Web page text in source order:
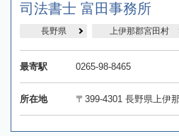
司法書士 富田事務所
長野県 上伊那郡宮田村
最寄駅 0265-98-8465
所在地 〒399-4301 長野県上伊